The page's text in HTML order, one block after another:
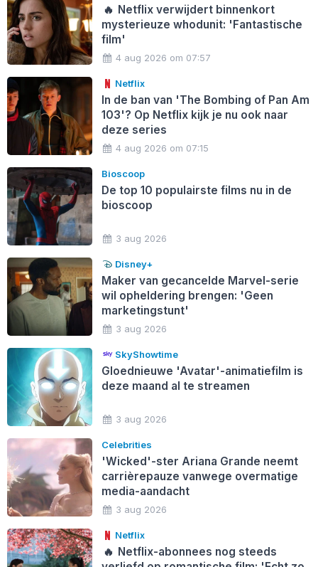
🔥 Netflix verwijdert binnenkort
mysterieuze whodunit: 'Fantastische
film'
4 aug 2026 om 07:57
Netflix
In de ban van 'The Bombing of Pan Am
103'? Op Netflix kijk je nu ook naar
deze series
4 aug 2026 om 07:15
Bioscoop
De top 10 populairste films nu in de
bioscoop
3 aug 2026
Disney+
Maker van gecancelde Marvel-serie
wil opheldering brengen: 'Geen
marketingstunt'
3 aug 2026
SkyShowtime
Gloednieuwe 'Avatar'-animatiefilm is
deze maand al te streamen
3 aug 2026
Celebrities
'Wicked'-ster Ariana Grande neemt
carrièrepauze vanwege overmatige
media-aandacht
3 aug 2026
Netflix
🔥 Netflix-abonnees nog steeds